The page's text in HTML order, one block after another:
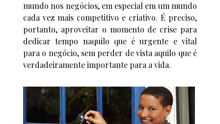
mundo nos negócios, em especial em um mundo
cada vez mais competitivo e criativo. É preciso,
portanto, aproveitar o momento de crise para
dedicar tempo naquilo que é urgente e vital
para o negócio, sem perder de vista aquilo que é
verdadeiramente importante para a vida.